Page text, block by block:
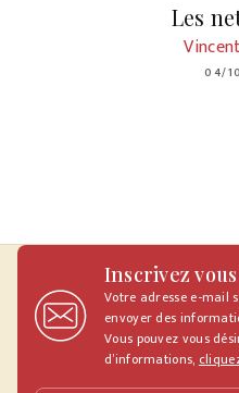
Les
04/
Inscrivez
Votre adresse e-mail
envoyer des
Vous pouvez vous
d’informations,